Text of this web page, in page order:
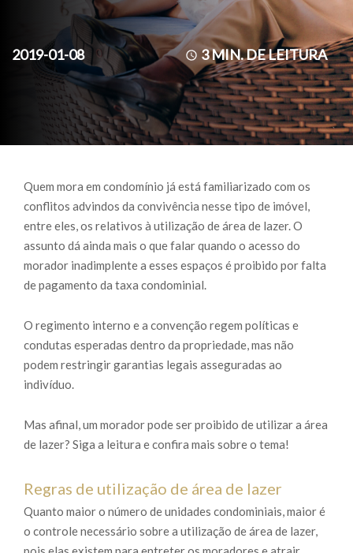
2019-01-08 3MIN. DE LEITURA
Quem mora em condomínio já está familiarizado com os
conflitos advindos da convivência nesse tipo de imóvel,
entre eles, os relativos à utilização de área de lazer. O
assunto dá ainda mais o que falar quando o acesso do
morador inadimplente a esses espaços é proibido por falta
de pagamento da taxa condominial.
O regimento interno e a convenção regem políticas e
condutas esperadas dentro da propriedade, mas não
podem restringir garantias legais asseguradas ao
indivíduo.
Mas afinal, um morador pode ser proibido de utilizar a área
de lazer? Siga a leitura e confira mais sobre o tema!
Regras de utilização de área de lazer
Quanto maior o número de unidades condominiais, maior é
o controle necessário sobre a utilização de área de lazer,